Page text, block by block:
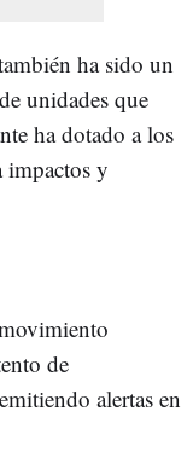
ha sido un
unidades que
ha dotado a los
impactos y
de
alertas en